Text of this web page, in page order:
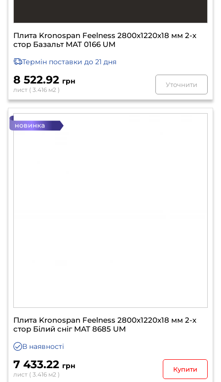
Плита Kronospan Feelness 2800х1220х18 мм 2-х
стор Базальт МАТ 0166 UM
Термін поставки до 21 дня
8 522.92 грн
лист ( 3.416 м2 )
Уточнити
Плита Kronospan Feelness 2800х1220х18 мм 2-х
стор Білий сніг МАТ 8685 UM
В наявності
7 433.22 грн
лист ( 3.416 м2 )
Купити